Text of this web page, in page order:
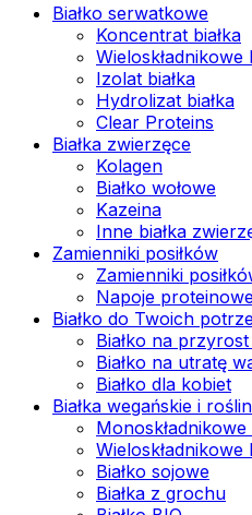
Białko serwatkowe
Koncentrat białka
Wieloskładnikowe
Izolat białka
Hydrolizat białka
Clear Proteins
Białka zwierzęce
Kolagen
Białko wołowe
Kazeina
Inne białka
Zamienniki posiłków
Zamienniki
Napoje
Białko do Twoich
Białko na
Białko na utratę
Białko dla kobiet
Białka wegańskie i
Monoskładnikowe
Wieloskładnikowe
Białko sojowe
Białka z grochu